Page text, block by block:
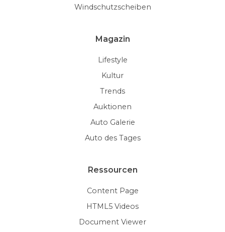
Windschutzscheiben
Magazin
Lifestyle
Kultur
Trends
Auktionen
Auto Galerie
Auto des Tages
Ressourcen
Content Page
HTML5 Videos
Document Viewer